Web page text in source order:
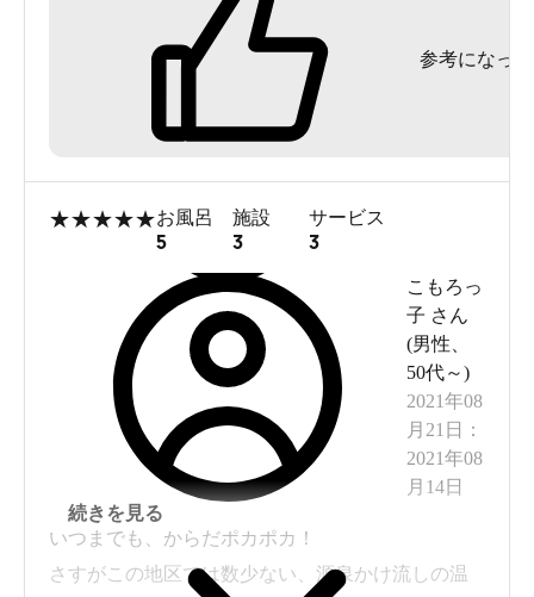
したが、時間あれば、もっとじっくり堪能したい
返ってこないタイプの100円コインロッカーあり。
シャンプー・せっけん類なし。
参考になった
★★★★★お風呂
5
施設
3
サービス
3
こもろっ
子 さん
(男性
50代～)
2021年08
月21日
：
2021年08
月14日
いつまでも、からだポカポカ！
さすがこの地区では数少ない、源泉かけ流しの温
続きを見る